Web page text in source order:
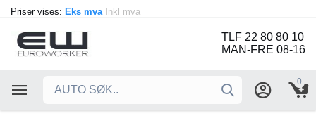
Priser vises: Eks mva Inkl mva
TLF 22 80 80 10
MAN-FRE 08-16
0